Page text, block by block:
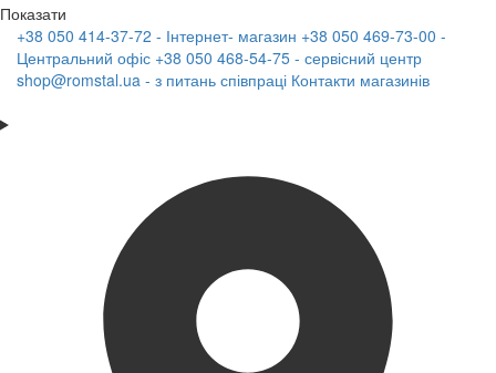
Показати
+38 050 414-37-72 - Інтернет- магазин +38 050 469-73-00 -
Центральний офіс +38 050 468-54-75 - сервісний центр
shop@romstal.ua - з питань співпраці Контакти магазинів